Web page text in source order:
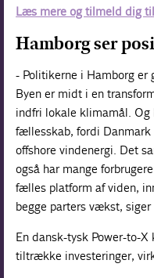
Læs mere og tilmeld dig
Hamborg ser
- Politikerne i Hamborg er
Byen er midt i en
indfri lokale klimamål.
fællesskab, fordi Danmark
offshore vindenergi. Det
også har mange
fælles platform af viden,
begge parters vækst, siger
En dansk-tysk Power-to-
tiltrække investeringer,